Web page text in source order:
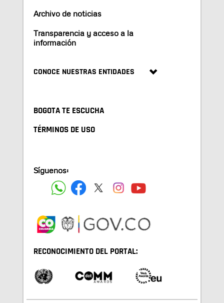
Archivo de noticias
Transparencia y acceso a la
información
CONOCE NUESTRAS ENTIDADES
BOGOTA TE ESCUCHA
TÉRMINOS DE USO
Síguenos:
RECONOCIMIENTO DEL PORTAL: